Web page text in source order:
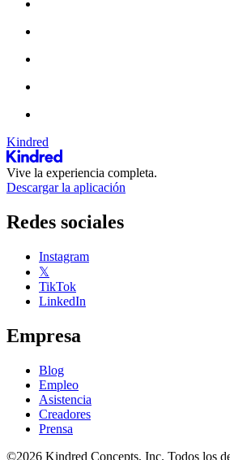
Kindred
Vive la experiencia completa.
Descargar la aplicación
Redes sociales
Instagram
𝕏
TikTok
LinkedIn
Empresa
Blog
Empleo
Asistencia
Creadores
Prensa
©2026 Kindred Concepts, Inc. Todos los